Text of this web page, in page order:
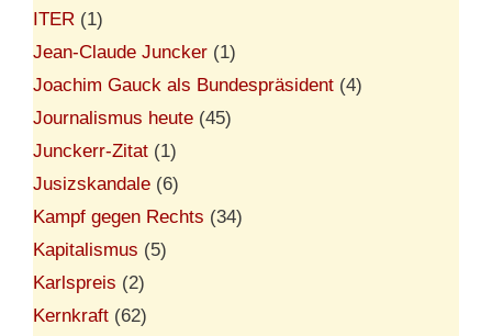
ITER (1)
Jean-Claude Juncker (1)
Joachim Gauck als Bundespräsident (4)
Journalismus heute (45)
Junckerr-Zitat (1)
Jusizskandale (6)
Kampf gegen Rechts (34)
Kapitalismus (5)
Karlspreis (2)
Kernkraft (62)